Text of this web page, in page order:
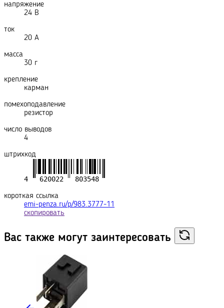
напряжение
24 В
ток
20 А
масса
30 г
крепление
карман
помехоподавление
резистор
число выводов
4
штрихкод
короткая ссылка
emi-penza.ru/p/983.3777-11
скопировать
Вас также могут заинтересовать